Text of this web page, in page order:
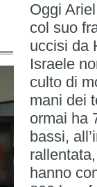
Oggi
col suo
uccisi da
Israele
culto di
mani dei
ormai ha
bassi,
hanno